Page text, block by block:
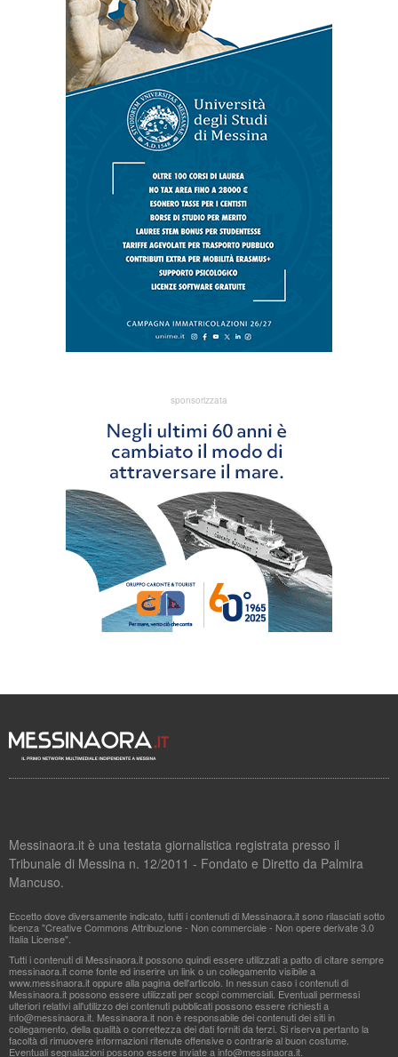
sponsorizzata
Messinaora.it è una testata giornalistica registrata presso il
Tribunale di Messina n. 12/2011 - Fondato e Diretto da Palmira
Mancuso.
Eccetto dove diversamente indicato, tutti i contenuti di Messinaora.it sono rilasciati sotto
licenza "Creative Commons Attribuzione - Non commerciale - Non opere derivate 3.0
Italia License".
Tutti i contenuti di Messinaora.it possono quindi essere utilizzati a patto di citare sempre
messinaora.it come fonte ed inserire un link o un collegamento visibile a
www.messinaora.it oppure alla pagina dell'articolo. In nessun caso i contenuti di
Messinaora.it possono essere utilizzati per scopi commerciali. Eventuali permessi
ulteriori relativi all'utilizzo dei contenuti pubblicati possono essere richiesti a
info@messinaora.it . Messinaora.it non è responsabile dei contenuti dei siti in
collegamento, della qualità o correttezza dei dati forniti da terzi. Si riserva pertanto la
facoltà di rimuovere informazioni ritenute offensive o contrarie al buon costume.
Eventuali segnalazioni possono essere inviate ainfo@messinaora.it